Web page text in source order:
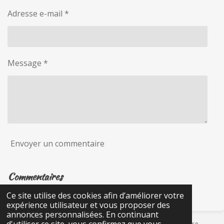
Ce site utilise des cookies afin d’améliorer votre
expérience utilisateur et vous proposer des
annonces personnalisées. En continuant
Adresse e-mail *
Message *
Envoyer un commentaire
Commentaires
Il n'y a pas encore de commentaire.